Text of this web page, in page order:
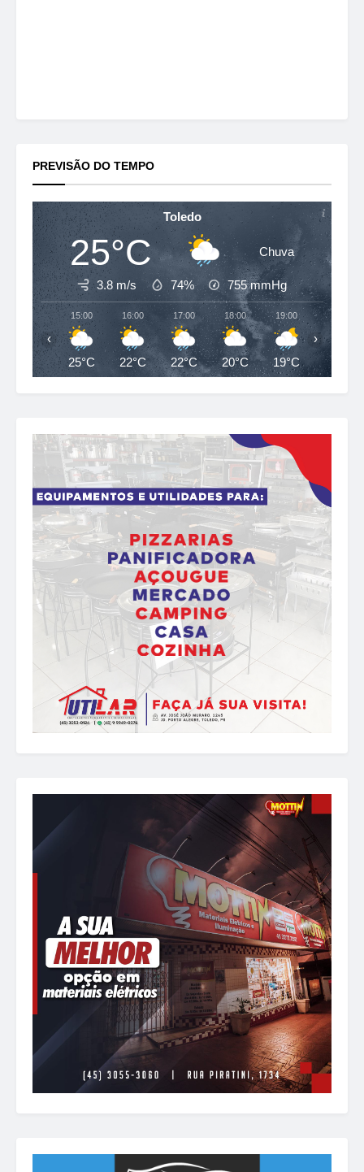
PREVISÃO DO TEMPO
Toledo
25°C Chuva
3.8 m/s 74% 755mmHg
15:00
25°C
16:00
22°C
17:00
22°C
18:00
20°C
19:00
19°C
20:00
19°C
‹ ›